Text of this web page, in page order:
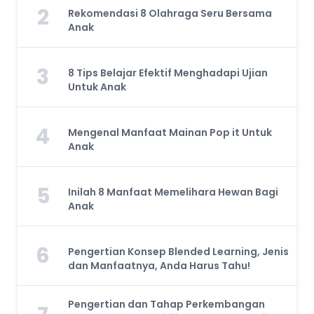
2
Rekomendasi 8 Olahraga Seru Bersama
Anak
3
8 Tips Belajar Efektif Menghadapi Ujian
Untuk Anak
4
Mengenal Manfaat Mainan Pop it Untuk
Anak
5
Inilah 8 Manfaat Memelihara Hewan Bagi
Anak
6
Pengertian Konsep Blended Learning, Jenis
dan Manfaatnya, Anda Harus Tahu!
Pengertian dan Tahap Perkembangan